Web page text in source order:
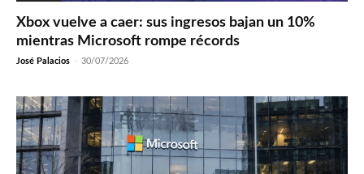
Xbox vuelve a caer: sus ingresos bajan un 10%
mientras Microsoft rompe récords
José Palacios - 30/07/2026